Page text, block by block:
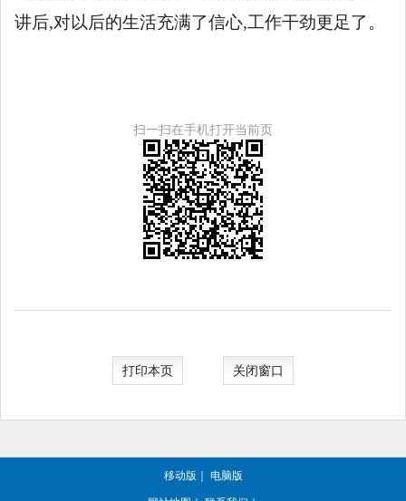
讲后,对以后的生活充满了信心,工作干劲更足了。
扫一扫在手机打开当前页
打印本页 关闭窗口
移动版 电脑版